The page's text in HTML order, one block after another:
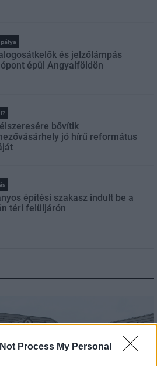
Process My Personal
és jelzőlámpás
épül Angyalföldön
bővítik
jó hírű református
építési szakasz indult be a
téri felüljárón